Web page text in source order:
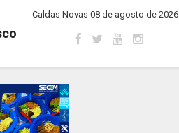
Caldas Novas 08 de agosto de 2026